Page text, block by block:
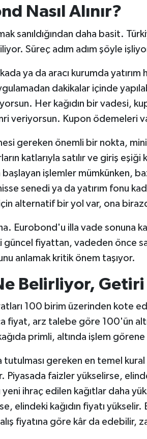
Nasıl Alınır?
sanıldığından daha basit.
Süreç adım adım şöyle
ya da aracı kurumda
dakikalar içinde
Her kağıdın bir vadesi,
veriyorsun. Kupon ödemeleri
gereken önemli bir nokta,
katlarıyla satılır ve giriş
işlemler mümkünken,
senedi ya da yatırım fonu
için alternatif bir yol var, ona
Eurobond'u illa vade sonuna
güncel fiyattan, vadeden önce
anlamak kritik önem taşıyor.
Belirliyor,
100 birim üzerinden kote
fiyat, arz talebe göre 100'ün
primli, altında işlem
tutulması gereken en temel
Piyasada faizler yükselirse,
yeni ihraç edilen kağıtlar daha
elindeki kağıdın fiyatı
alış fiyatına göre kâr da edebilir,